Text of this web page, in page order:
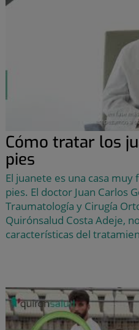
Cómo tratar los
pies
El juanete es una casa
pies. El doctor Juan Carlos
Traumatología y Cirugía
Quirónsalud Costa Adeje,
características del